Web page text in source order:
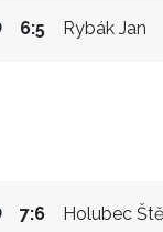
Rybák Jan
6:5
Holubec
7:6